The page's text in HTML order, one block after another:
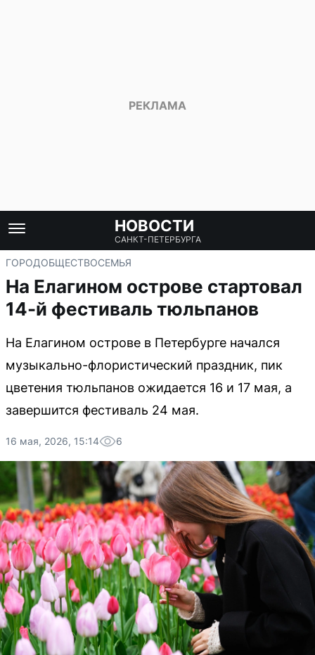
НОВОСТИ
САНКТ-ПЕТЕРБУРГА
ГОРОДОБЩЕСТВОСЕМЬЯ
На Елагином острове стартовал
14-й фестиваль тюльпанов
На Елагином острове в Петербурге начался
музыкально-флористический праздник, пик
цветения тюльпанов ожидается 16 и 17 мая, а
завершится фестиваль 24 мая.
16 мая, 2026, 15:14 6